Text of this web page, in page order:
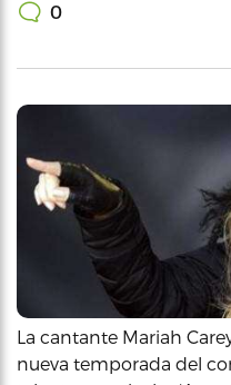
0
La cantante Mariah
nueva temporada del